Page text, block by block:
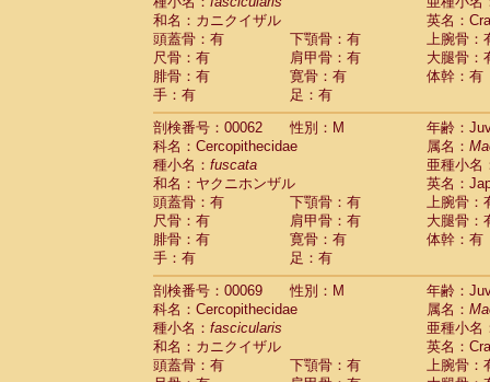
Cercopithecidae
Cercopithecus mitis
CercopithecidaeCercopithecus mitis
CercopithecidaeCercopithecus mitis
CercopithecidaeCercopithecus mona
CercopithecidaeCercopithecus
CercopithecidaeCercopithecus
CercopithecidaeCercopithecus
Cercopithecidae
Cercopithecusspp.(0)
Cercopithecidae
Chlorocebus
CercopithecidaeChlorocebus
CercopithecidaeErythrocebus patas
CercopithecidaeMiopithecus talapoin
CercopithecidaeCercopithecinae spp.
CercopithecidaeColobus angolensis
CercopithecidaeColobus guereza (0)
Cercopithecidae Colobus polykomos
Cercopithecidae Piliocolobus badius
Cercopithecidae Kasi senex vetulus(0)
CercopithecidaeKasi senex
和名：カニクイザル
英名：
頭蓋骨：有
下顎骨：有
上腕骨：
尺骨：有
肩甲骨：有
大腿骨：
腓骨：有
寛骨：有
体幹：有
手：有
足：有
剖検番号：00062
性別：M
年齢：
科名：Cercopithecidae
属名：
種小名： fuscata
亜種小名
和名：ヤクニホンザル
英名：
頭蓋骨：有
下顎骨：有
上腕骨：
尺骨：有
肩甲骨：有
大腿骨：
腓骨：有
寛骨：有
体幹：有
手：有
足：有
剖検番号：00069
性別：M
年齢：
科名：Cercopithecidae
属名：
種小名： fascicularis
亜種小名
和名：カニクイザル
英名：
頭蓋骨：有
下顎骨：有
上腕骨：